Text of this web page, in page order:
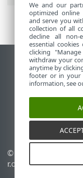
Afficher le
End of Life
Base de
Forum ESET
ESET Status
Assistance
© 1992 - 2026 ESET,
r.o. - Tous droits
We and our
optimized online
and serve you
collection of all
decline all non-
essential
clicking
withdraw your
anytime by
footer or in your
information, see